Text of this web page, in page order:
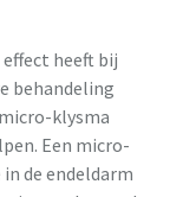
heeft bij
behandeling
klysma
Een micro-
de endeldarm